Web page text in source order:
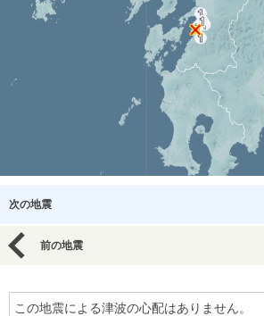
次の地震
前の地震
この地震による津波の心配はありません。